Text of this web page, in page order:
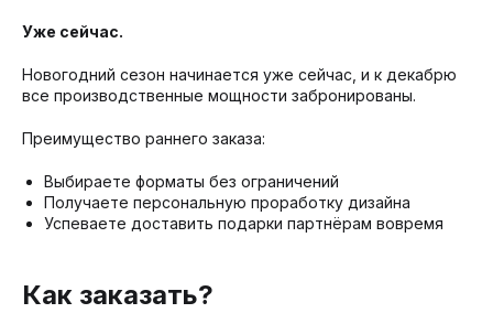
Уже сейчас.
Новогодний сезон начинается уже сейчас, и к декабрю
все производственные мощности забронированы.
Преимущество раннего заказа:
Выбираете форматы без ограничений
Получаете персональную проработку дизайна
Успеваете доставить подарки партнёрам вовремя
Как заказать?